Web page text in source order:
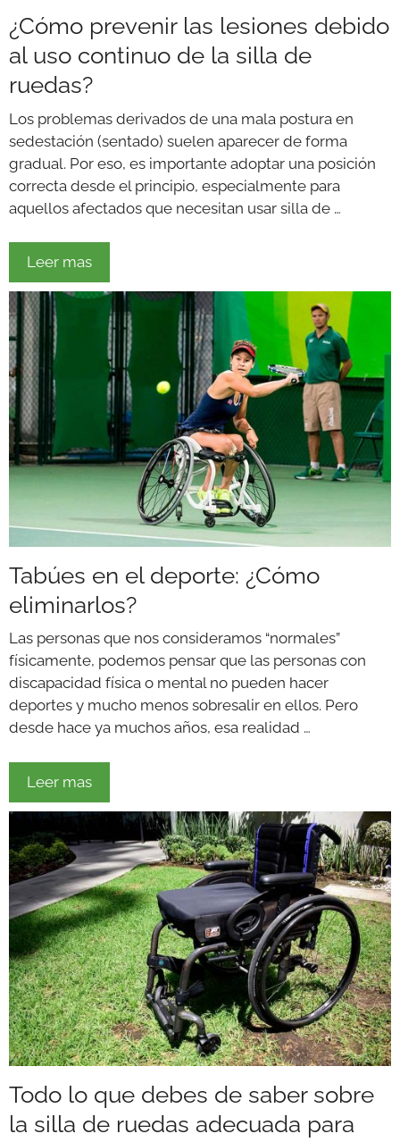
¿Cómo prevenir las lesiones debido
al uso continuo de la silla de
ruedas?
Los problemas derivados de una mala postura en
sedestación (sentado) suelen aparecer de forma
gradual. Por eso, es importante adoptar una posición
correcta desde el principio, especialmente para
aquellos afectados que necesitan usar silla de …
Leer mas
Tabúes en el deporte: ¿Cómo
eliminarlos?
Las personas que nos consideramos “normales”
físicamente, podemos pensar que las personas con
discapacidad física o mental no pueden hacer
deportes y mucho menos sobresalir en ellos. Pero
desde hace ya muchos años, esa realidad …
Leer mas
Todo lo que debes de saber sobre
la silla de ruedas adecuada para